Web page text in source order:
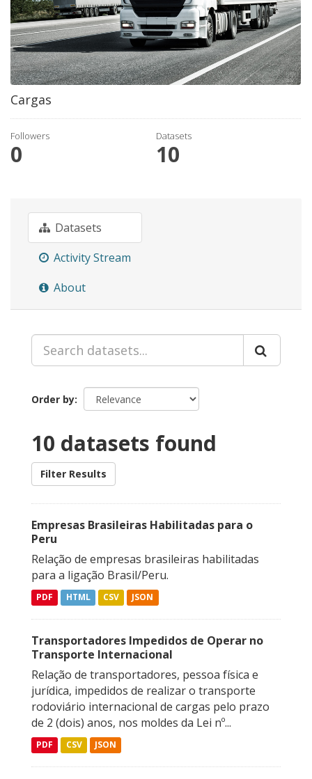
Cargas
Followers
0
Datasets
10
Datasets
Activity Stream
About
Order by
10 datasets found
Filter Results
Empresas Brasileiras Habilitadas para o
Peru
Relação de empresas brasileiras habilitadas
para a ligação Brasil/Peru.
PDF HTML CSV JSON
Transportadores Impedidos de Operar no
Transporte Internacional
Relação de transportadores, pessoa física e
jurídica, impedidos de realizar o transporte
rodoviário internacional de cargas pelo prazo
de 2 (dois) anos, nos moldes da Lei nº...
PDF CSV JSON